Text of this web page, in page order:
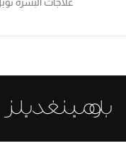
علاجات البشرة